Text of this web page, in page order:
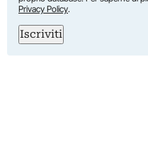
Privacy Policy.
Iscriviti